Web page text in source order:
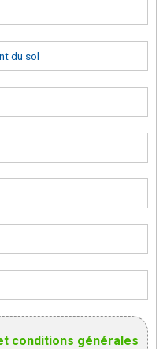
du sol
conditions générales